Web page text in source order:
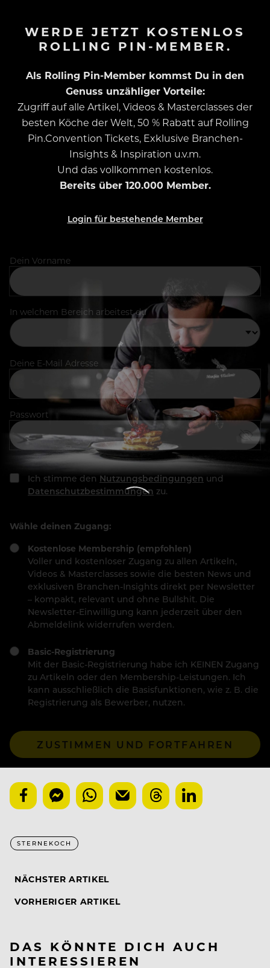
WERDE JETZT KOSTENLOS
ROLLING PIN-MEMBER.
Als Rolling Pin-Member kommst Du in den
Genuss unzähliger Vorteile:
Zugriff auf alle Artikel, Videos & Masterclasses der
besten Köche der Welt, 50 % Rabatt auf Rolling
Pin.Convention Tickets, Exklusive Branchen-
Insights & Inspiration u.v.m.
Und das vollkommen kostenlos.
Bereits über 120.000 Member.
Login für bestehende Member
Dein Vorname
In welchem Bereich arbeitest du
Deine E-Mail Adresse
Passwort
Ich stimme den Nutzungsbedingungen und
Datenschutzbestimmungen zu.
Wähle deinen Zugang:
Kostenlose Membership (empfohlen)
Voller und kostenloser Zugang zu allen Artikeln,
Videos & Masterclasses sowie die besten News und
exklusiven Branchen-Insights direkt per Newsletter
– kompakt, relevant und ohne Bullshit. Die
Newsletter-Einwilligung kann jederzeit über den
Abmeldelink widerrufen werden.
Basic-Registrierung
Mit der Basic-Registrierung habe ich KEINEN Zugang
zu Artikeln oder den Membership-Leistungen. Ich
kann ausschließlich die Basisfunktionen, wie z. B. die
Registrierung als Bewerber, nutzen.
ZUSTIMMEN UND FORTFAHREN
STERNEKOCH
NÄCHSTER ARTIKEL
VORHERIGER ARTIKEL
DAS KÖNNTE DICH AUCH
INTERESSIEREN